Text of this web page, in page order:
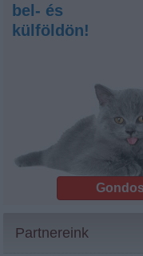
bel- és
külföldön!
Partnereink